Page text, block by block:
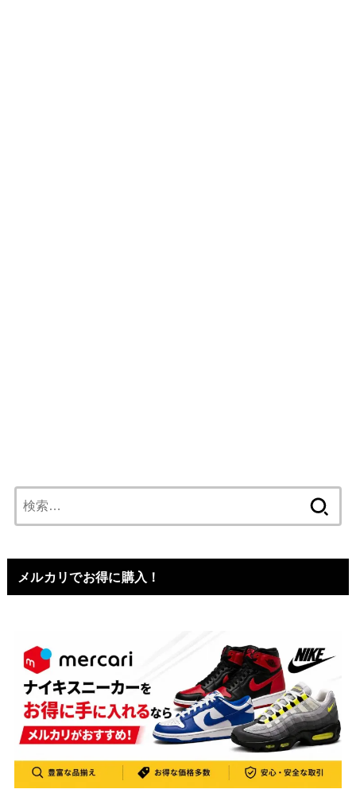
索:
メルカリでお得に購入！